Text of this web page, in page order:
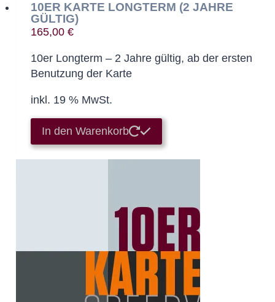
10ER KARTE LONGTERM (2 JAHRE
GÜLTIG)
165,00€
10er Longterm – 2 Jahre gültig, ab der ersten
Benutzung der Karte
inkl. 19 % MwSt.
In den Warenkorb